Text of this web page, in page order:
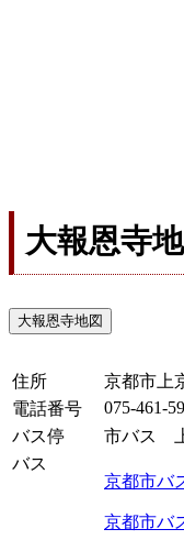
大報恩寺
大報恩寺地図
住所
京都市上
電話番号
075-461-
バス停
市バス
バス
京都市バ
京都市バ